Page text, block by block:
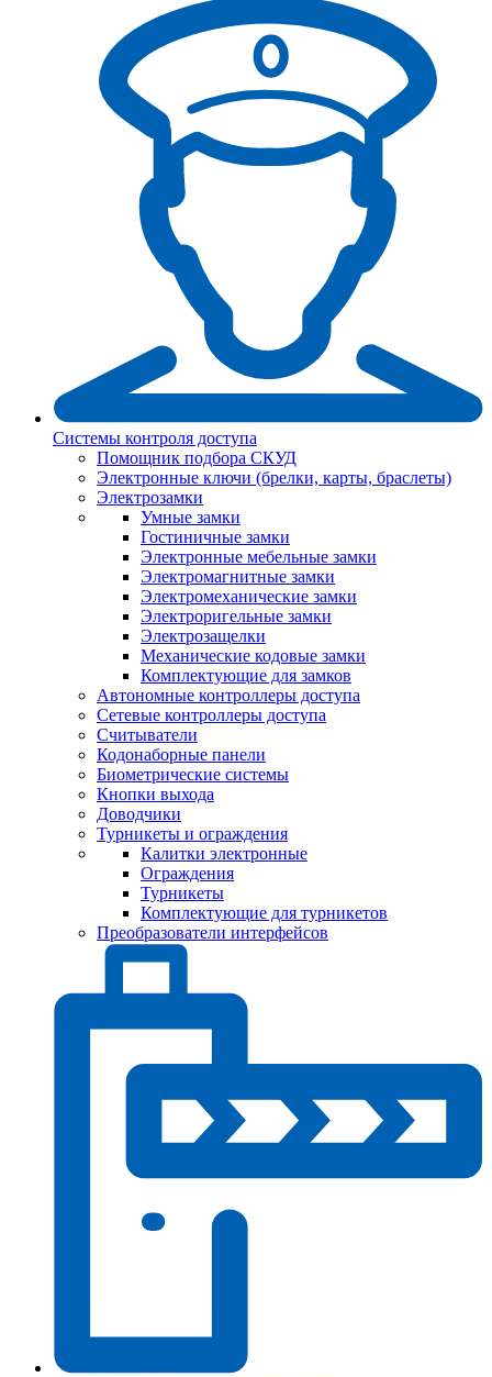
Системы контроля доступа
Помощник подбора СКУД
Электронные ключи (брелки, карты, браслеты)
Электрозамки
Умные замки
Гостиничные замки
Электронные мебельные замки
Электромагнитные замки
Электромеханические замки
Электроригельные замки
Электрозащелки
Механические кодовые замки
Комплектующие для замков
Автономные контроллеры доступа
Сетевые контроллеры доступа
Считыватели
Кодонаборные панели
Биометрические системы
Кнопки выхода
Доводчики
Турникеты и ограждения
Калитки электронные
Ограждения
Турникеты
Комплектующие для турникетов
Преобразователи интерфейсов